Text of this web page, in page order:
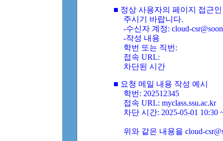
■ 정상 사용자의 페이지 접근
주시기 바랍니다.
-수신자 계정: cloud-
-작성 내용
학번 또는 직번:
접속 URL:
차단된 시간
■ 요청 메일 내용 작성 예시
학번: 202512345
접속 URL: myclass.ssu.ac.kr
차단 시간: 2025-05-01 10:30
위와 같은 내용을 cloud-